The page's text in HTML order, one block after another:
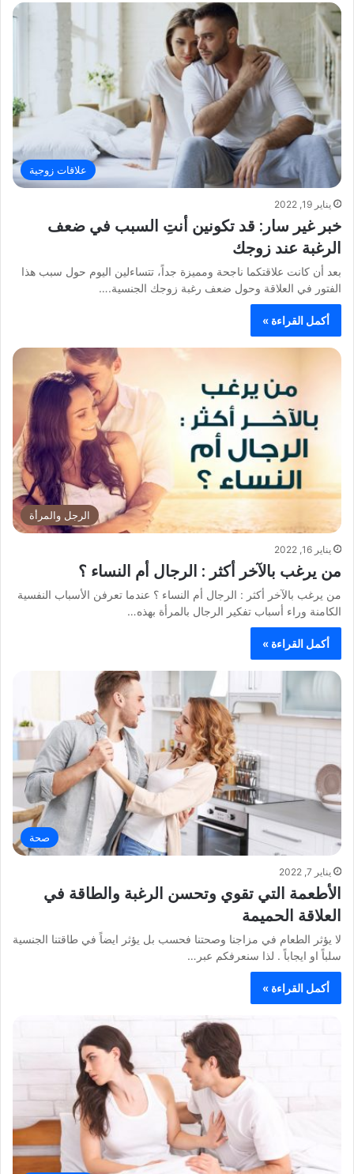
علاقات زوجية
يناير 19, 2022
خبر غير سار: قد تكونين أنتِ السبب في ضعف
الرغبة عند زوجك
بعد أن كانت علاقتكما ناجحة ومميزة جداً، تتساءلين اليوم حول سبب هذا
الفتور في العلاقة وحول ضعف رغبة زوجك الجنسية.…
أكمل القراءة »
الرجل والمرأة
يناير 16, 2022
من يرغب بالآخر أكثر : الرجال أم النساء ؟
من يرغب بالآخر أكثر : الرجال أم النساء ؟ عندما تعرفن الأسباب النفسية
الكامنة وراء أسباب تفكير الرجال بالمرأة بهذه…
أكمل القراءة »
صحة
يناير 7, 2022
الأطعمة التي تقوي وتحسن الرغبة والطاقة في
العلاقة الحميمة
لا يؤثر الطعام في مزاجنا وصحتنا فحسب بل يؤثر ايضاً في طاقتنا الجنسية
سلباً او ايجاباً . لذا سنعرفكم عبر…
أكمل القراءة »